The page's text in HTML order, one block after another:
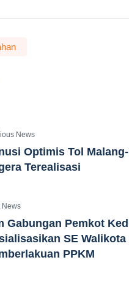
News
Optimis Tol
Terealisasi
News
Gabungan Pemkot
SE Walikota
PPKM